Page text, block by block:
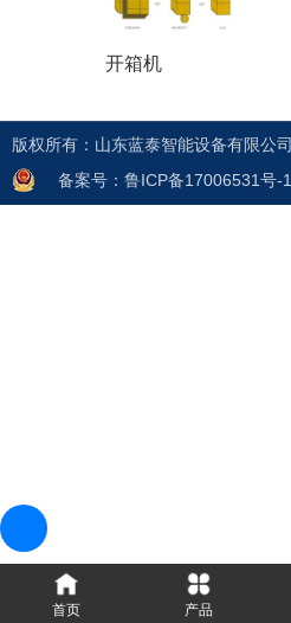
开箱机
走进蓝泰
打包机系列
码垛机系列
流水线系列
输送机系列
贴标机系列
版权所有：山东蓝泰智能设备有限公司
备案号：鲁ICP备17006531号-1
首页 产品